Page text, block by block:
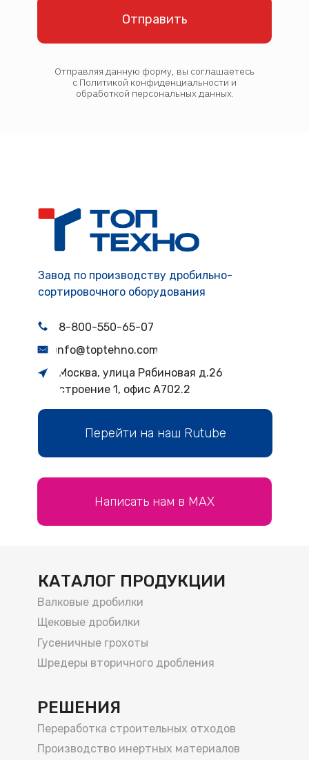
Отправляя данную форму, вы соглашаетесь
с Политикой конфиденциальности и
обработкой персональных данных.
Отправить
Написать нам в МАХ
Перейти на наш Rutube
Производство инертных материалов
Переработка строительных отходов
РЕШЕНИЯ
КАТАЛОГ ПРОДУКЦИИ
Валковые дробилки
Щековые дробилки
Гусеничные грохоты
Шредеры вторичного дробления
8-800-550-65-07
info@toptehno.com
Москва, улица Рябиновая д.26
строение 1, офис А702.2
Завод по производству дробильно-
сортировочного оборудования